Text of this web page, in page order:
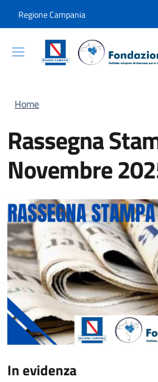
Regione Campania
Briciole di pane
Home
Rassegna
Novembre
In evidenza